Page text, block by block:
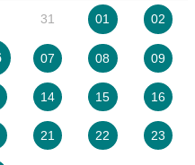
31 01 02
07 08 09
14 15 16
21 22 23